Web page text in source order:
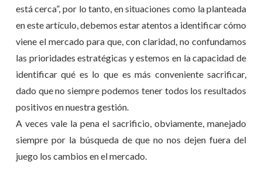
está cerca”, por lo tanto, en situaciones como la planteada
en este artículo, debemos estar atentos a identificar cómo
viene el mercado para que, con claridad, no confundamos
las prioridades estratégicas y estemos en la capacidad de
identificar qué es lo que es más conveniente sacrificar,
dado que no siempre podemos tener todos los resultados
positivos en nuestra gestión.
A veces vale la pena el sacrificio, obviamente, manejado
siempre por la búsqueda de que no nos dejen fuera del
juego los cambios en el mercado.